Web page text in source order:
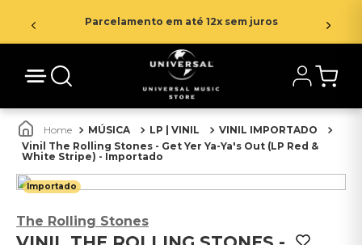
Parcelamento em até 12x sem juros
MÚSICA LP | VINIL
VINIL IMPORTADO
Vinil The Rolling Stones - Get Yer Ya-Ya's Out (LP Red &
White Stripe) - Importado
Importado
The Rolling Stones